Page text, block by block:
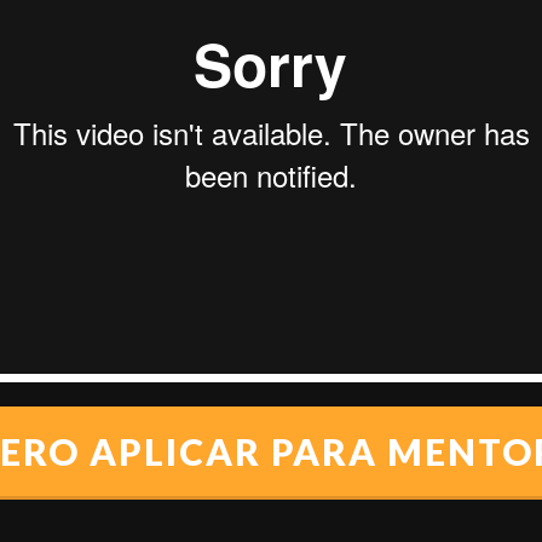
APLICAR PARA